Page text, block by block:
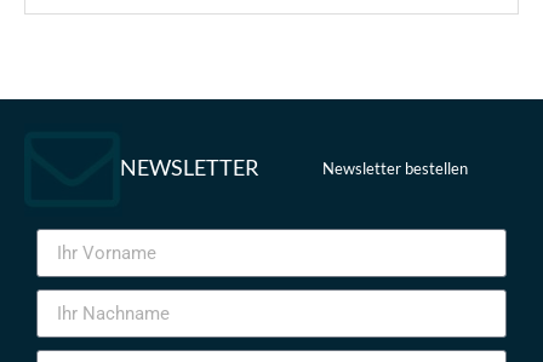
NEWSLETTER Newsletter bestellen